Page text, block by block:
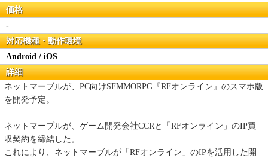
価格
-
対応機種・動作環境
Android / iOS
詳細
ネットマーブルが、PC向けSFMMORPG『RFオンライン』のスマホ版
を開発予定。
ネットマーブルが、ゲーム開発会社CCRと「RFオンライン」のIP買
収契約を締結した。
これにより、ネットマーブルが「RFオンライン」のIPを活用した開